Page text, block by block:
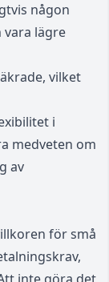
någon
lägre
vilket
i
medveten om
av
för små